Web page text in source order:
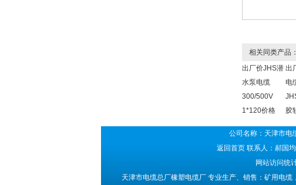
相关同类产品：
出厂价JHS潜
水泵电缆
300/500V
1*120价格
出
电
胶
公司名称：天津市
返回首页联系人：郝国
网站访问统
天津市电缆总厂橡塑电缆厂 专业生产、销售：矿用电